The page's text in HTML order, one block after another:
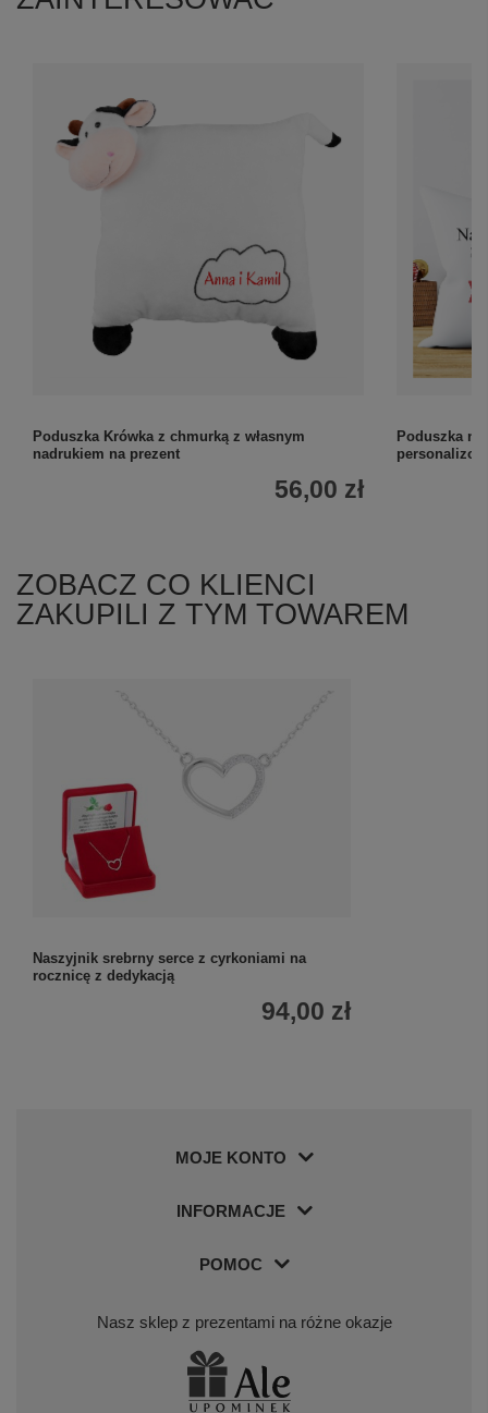
Poduszka Krówka z chmurką z własnym
nadrukiem na prezent
56,00 zł
Poduszka
ZOBACZ CO KLIENCI
ZAKUPILI Z TYM TOWAREM
Naszyjnik srebrny serce z cyrkoniami na
rocznicę z dedykacją
94,00 zł
MOJE KONTO
INFORMACJE
POMOC
Nasz sklep z prezentami na różne okazje